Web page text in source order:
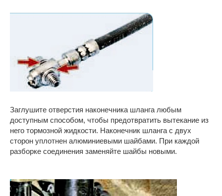
Заглушите отверстия наконечника шланга любым
доступным способом, чтобы предотвратить вытекание из
него тормозной жидкости. Наконечник шланга с двух
сторон уплотнен алюминиевыми шайбами. При каждой
разборке соединения заменяйте шайбы новыми.